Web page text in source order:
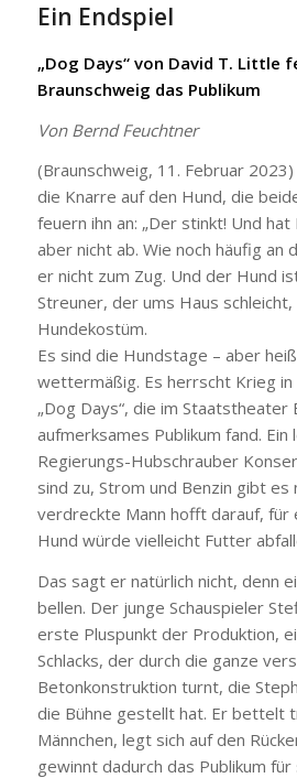
Ein Endspiel
„Dog Days“ von David T. Little
Braunschweig das Publikum
Von Bernd Feuchtner
(Braunschweig, 11. Februar
die Knarre auf den Hund, die
feuern ihn an: „Der stinkt! Und hat
aber nicht ab. Wie noch häufig an
er nicht zum Zug. Und der Hund
Streuner, der ums Haus schleicht,
Hundekostüm.
Es sind die Hundstage – aber
wettermäßig. Es herrscht Krieg
„Dog Days“, die im Staatstheater
aufmerksames Publikum fand.
Regierungs-Hubschrauber
sind zu, Strom und Benzin gibt es
verdreckte Mann hofft darauf, für
Hund würde vielleicht Futter
Das sagt er natürlich nicht, denn
bellen. Der junge Schauspieler
erste Pluspunkt der Produktion,
Schlacks, der durch die ganze
Betonkonstruktion turnt, die
die Bühne gestellt hat. Er bettelt
Männchen, legt sich auf den
gewinnt dadurch das Publikum für